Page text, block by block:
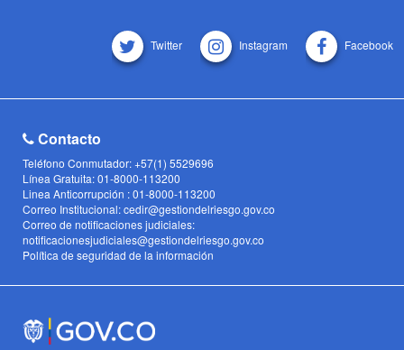
Twitter Instagram Facebook
Contacto
Teléfono Conmutador: +57(1) 5529696
Línea Gratuita: 01-8000-113200
Linea Anticorrupción : 01-8000-113200
Correo Institucional: cedir@gestiondelriesgo.gov.co
Correo de notificaciones judiciales:
notificacionesjudiciales@gestiondelriesgo.gov.co
Política de seguridad de la información